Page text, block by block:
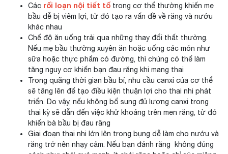
Các rối loạn nội tiết tố trong cơ thể thường khiến mẹ
bầu dễ bị viêm lợi, từ đó tạo ra vấn đề về răng và nướu
khác nhau
Chế độ ăn uống trải qua những thay đổi thất thường.
Nếu mẹ bầu thường xuyên ăn hoặc uống các món như
sữa hoặc thực phẩm có đường, thì chúng có thể làm
tăng nguy cơ khiến bạn đau răng khi mang thai
Trong quãng thời gian bầu bí, nhu cầu canxi của cơ thể
sẽ tăng lên để tạo điều kiện thuận lợi cho thai nhi phát
triển. Do vậy, nếu không bổ sung đủ lượng canxi trong
thai kỳ sẽ dẫn đến việc khử khoáng trên men răng, từ đó
khiến bà bầu bị đau răng
Giai đoạn thai nhi lớn lên trong bụng dễ làm cho nướu và
răng trở nên nhạy cảm. Nếu bạn đánh răng không đúng